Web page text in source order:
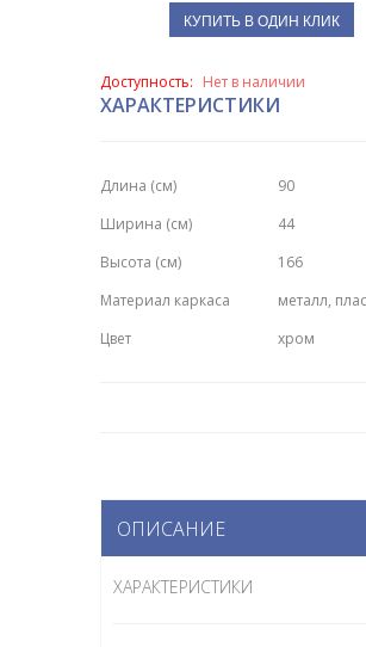
КУПИТЬ В ОДИН КЛИК
Доступность: Нет в наличии
ХАРАКТЕРИСТИКИ
Длина (см)
90
Ширина (см)
44
Высота (см)
166
Материал каркаса
металл,
Цвет
хром
ОПИСАНИЕ
ХАРАКТЕРИСТИКИ